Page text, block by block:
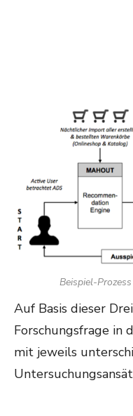
Beispiel-
Auf Basis dieser
Forschungsfrage in
mit jeweils